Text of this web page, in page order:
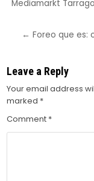
Post
Mediamarkt
← Foreo que es:
Leave a Reply
Your email address
marked *
Comment *